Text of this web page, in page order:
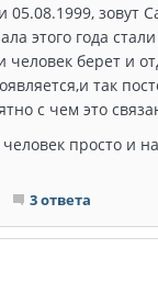
зовут
этого года
берет и
так
с чем это
просто и
3 ответа